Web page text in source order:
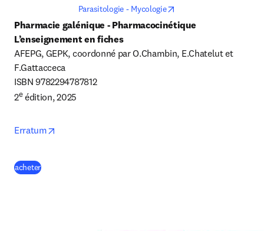
Parasitologie - Mycologie
Pharmacie galénique - Pharmacocinétique
L’enseignement en fiches
AFEPG, GEPK, coordonné par O.Chambin, E.Chatelut et
F.Gattacceca
ISBN 9782294787812
2e édition, 2025
Erratum
acheter(